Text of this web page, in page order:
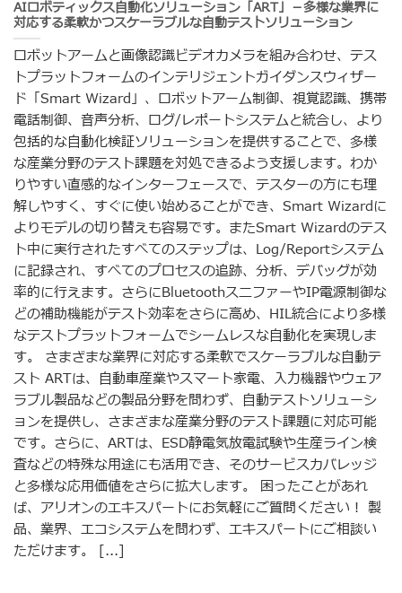
AIロボティックス自動化ソリューション「ART」－多様な業界に
対応する柔軟かつスケーラブルな自動テストソリューション
ロボットアームと画像認識ビデオカメラを組み合わせ、テス
トプラットフォームのインテリジェントガイダンスウィザー
ド「Smart Wizard」、ロボットアーム制御、視覚認識、携帯
電話制御、音声分析、ログ/レポートシステムと統合し、より
包括的な自動化検証ソリューションを提供することで、多様
な産業分野のテスト課題を対処できるよう支援します。わか
りやすい直感的なインターフェースで、テスターの方にも理
解しやすく、すぐに使い始めることができ、Smart Wizardに
よりモデルの切り替えも容易です。またSmart Wizardのテス
ト中に実行されたすべてのステップは、Log/Reportシステム
に記録され、すべてのプロセスの追跡、分析、デバッグが効
率的に行えます。さらにBluetoothスニファーやIP電源制御な
どの補助機能がテスト効率をさらに高め、HIL統合により多様
なテストプラットフォームでシームレスな自動化を実現しま
す。 さまざまな業界に対応する柔軟でスケーラブルな自動テ
スト ARTは、自動車産業やスマート家電、入力機器やウェア
ラブル製品などの製品分野を問わず、自動テストソリューシ
ョンを提供し、さまざまな産業分野のテスト課題に対応可能
です。さらに、ARTは、ESD静電気放電試験や生産ライン検
査などの特殊な用途にも活用でき、そのサービスカバレッジ
と多様な応用価値をさらに拡大します。 困ったことがあれ
ば、アリオンのエキスパートにお気軽にご質問ください！ 製
品、業界、エコシステムを問わず、エキスパートにご相談い
ただけます。 [...]